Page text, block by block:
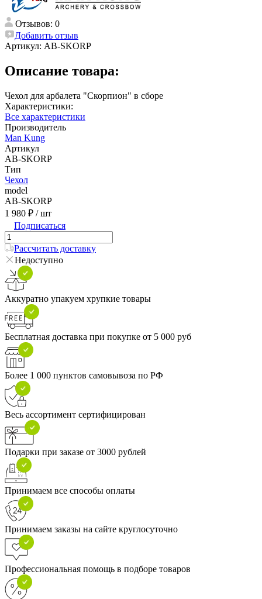
Отзывов: 0
Добавить отзыв
Артикул: AB-SKORP
Описание товара:
Чехол для арбалета "Скорпион" в сборе
Характеристики:
Все характеристики
Производитель
Man Kung
Артикул
AB-SKORP
Тип
Чехол
model
AB-SKORP
1 980 ₽ / шт
Подписаться
Рассчитать доставку
Недоступно
Аккуратно упакуем хрупкие товары
Бесплатная доставка при покупке от 5 000 руб
Более 1 000 пунктов самовывоза по РФ
Весь ассортимент сертифицирован
Подарки при заказе от 3000 рублей
Принимаем все способы оплаты
Принимаем заказы на сайте круглосуточно
Профессиональная помощь в подборе товаров